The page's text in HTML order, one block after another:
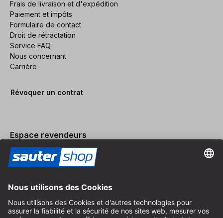
Frais de livraison et d'expédition
Paiement et impôts
Formulaire de contact
Droit de rétractation
Service FAQ
Nous concernant
Carrière
Révoquer un contrat
Espace revendeurs
Devenir revendeur